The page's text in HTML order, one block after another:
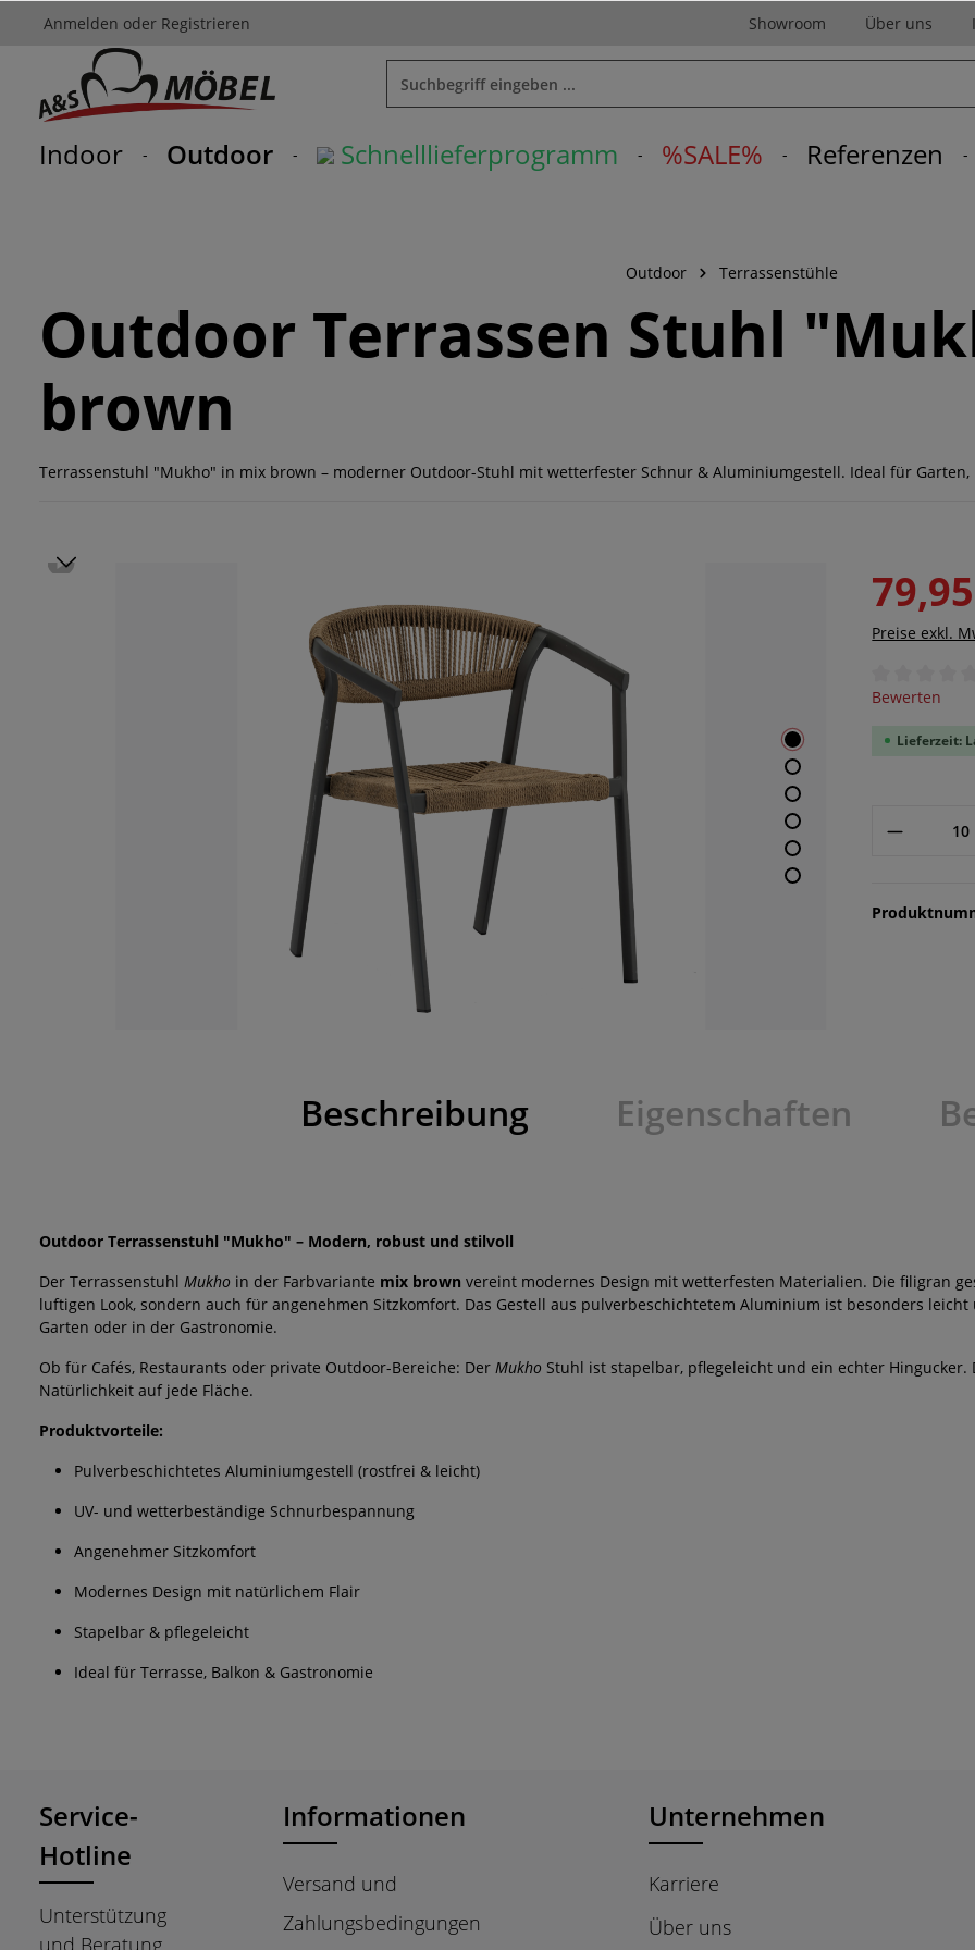
Zur Hauptnavigation springen
Anmelden oder Registrieren Showroom Über uns
Indoor Outdoor Schnelllieferprogramm %SALE% Referenzen
Outdoor Terrassenstühle
Outdoor Terrassen Stuhl
brown
Terrassenstuhl "Mukho" in mix brown – moderner Outdoor-Stuhl mit wetterfester Schnur & Aluminiumgestell. Ideal für Garten,
Preise exkl.
Bewerten
Lieferzeit:
Beschreibung Eigenschaften
Outdoor Terrassenstuhl "Mukho" – Modern, robust und stilvoll
Der Terrassenstuhl Mukho in der Farbvariante mix brown vereint modernes Design mit wetterfesten Materialien. Die filigran
luftigen Look, sondern auch für angenehmen Sitzkomfort. Das Gestell aus pulverbeschichtetem Aluminium ist besonders
Garten oder in der Gastronomie.
Ob für Cafés, Restaurants oder private Outdoor-Bereiche: Der Mukho Stuhl ist stapelbar, pflegeleicht und ein echter
Natürlichkeit auf jede Fläche.
Produktvorteile:
Pulverbeschichtetes Aluminiumgestell (rostfrei & leicht)
UV- und wetterbeständige Schnurbespannung
Angenehmer Sitzkomfort
Modernes Design mit natürlichem Flair
Stapelbar & pflegeleicht
Ideal für Terrasse, Balkon & Gastronomie
Service-
Hotline
Unterstützung
und Beratung
Informationen
Versand und
Zahlungsbedingungen
Unternehmen
Karriere
Über uns